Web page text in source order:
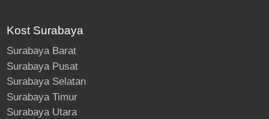
Kost Surabaya
Surabaya Barat
Surabaya Pusat
Surabaya Selatan
Surabaya Timur
Surabaya Utara